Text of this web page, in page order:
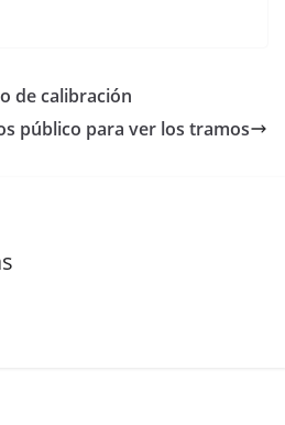
de calibración
público para ver los tramos